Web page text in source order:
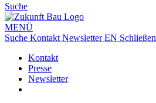
Suche
MENÜ
Suche Kontakt NewsletterEN Schließen
Kontakt
Presse
Newsletter